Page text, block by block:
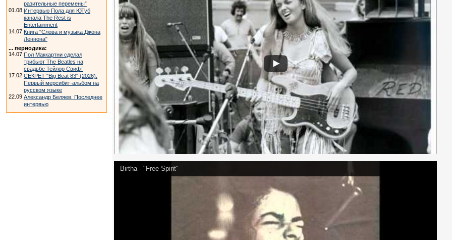
разительные перемены”
01.08 Интервью Пола для ЮТуб
канала The Rest is
Entertainment
14.07 Книга "Слова и музыка Джона
Леннона"
... периодика:
14.07 Пол Маккартни сделал
трибьют The Beatles на
свадьбе Тейлор Свифт
17.02 СЕКРЕТ "Big Beat 83" (2026).
Первый мерсибит-альбом на
русском языке
22.09 Александр Беляев. Последнее
интервью
Birtha - "Free Spirit"